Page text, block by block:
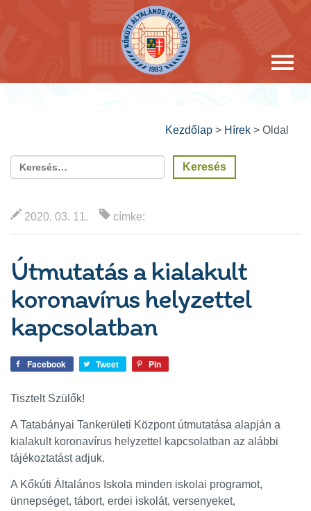
Kezdőlap > Hírek > Oldal
2020. 03. 11. címke:
Útmutatás a kialakult
koronavírus helyzettel
kapcsolatban
Facebook Tweet Pin
Tisztelt Szülők!
A Tatabányai Tankerületi Központ útmutatása alapján a
kialakult koronavírus helyzettel kapcsolatban az alábbi
tájékoztatást adjuk.
A Kőkúti Általános Iskola minden iskolai programot,
ünnepséget, tábort, erdei iskolát, versenyeket,